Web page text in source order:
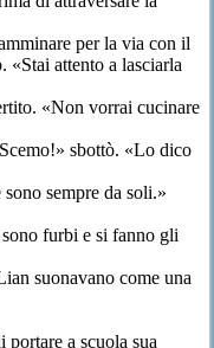
per la via con il
«Stai attento a lasciarla
«Non vorrai cucinare
sbottò. «Lo dico
sempre da soli.»
furbi e si fanno gli
suonavano come una
a scuola sua